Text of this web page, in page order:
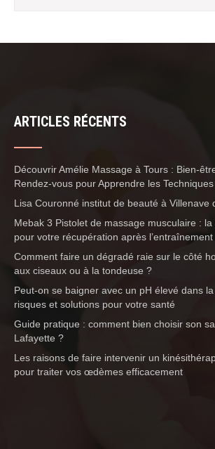
ARTICLES RÉCENTS
Découvrir Amélie Massage à Tours : Bien-
Rendez-vous pour Apprendre les
Lisa Couronné institut de beauté à Villenave
Mebak 3 Pistolet de massage musculaire : la
pour votre récupération après l’entraînement
Comment faire un dégradé raie sur le côté
aux ciseaux ou à la tondeuse ?
Peut-on se baigner avec un pH élevé dans
risques et solutions pour votre santé
Guide pratique : comment bien choisir son
Lafayette ?
Les raisons de faire intervenir un
pour traiter vos œdèmes efficacement